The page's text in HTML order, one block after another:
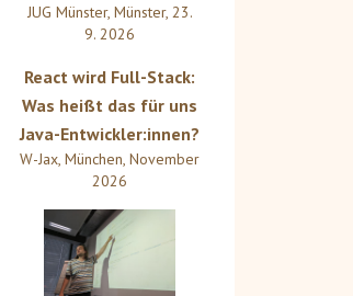
JUG Münster, Münster, 23.
9. 2026
React wird Full-Stack:
Was heißt das für uns
Java-Entwickler:innen?
W-Jax, München, November
2026